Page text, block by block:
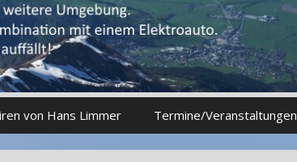
von Hans Limmer Termine/Veranstaltungen